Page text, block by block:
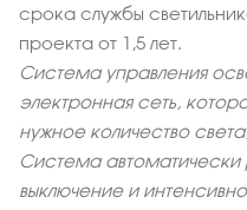
срока службы
проекта от 1,5 лет.
Система управления
электронная сеть,
нужное количество
Система автоматически
выключение и